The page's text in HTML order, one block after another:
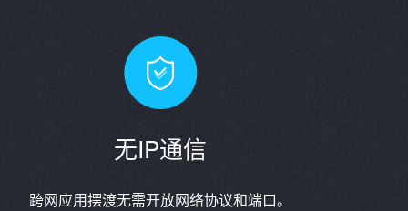
无IP通信
跨网应用摆渡无需开放网络协议和端口。